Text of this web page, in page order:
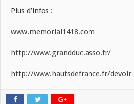
Plus d’infos :
www.memorial1418.com
http://www.grandduc.asso.fr/
http://www.hautsdefrance.fr/